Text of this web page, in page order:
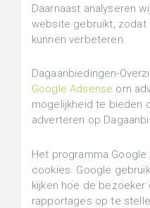
Daarnaast analyseren
website gebruikt, zodat
kunnen verbeteren.
Dagaanbiedingen-
Google Adsense om
mogelijkheid te bieden
adverteren op
Het programma
cookies. Google
kijken hoe de
rapportages op te